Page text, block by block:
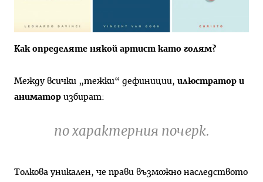
Как определяте някой артист като голям?
Между всички „тежки“ дефиниции, илюстратор и
аниматор избират:
по характерния почерк.
Толкова уникален, че прави възможно наследството